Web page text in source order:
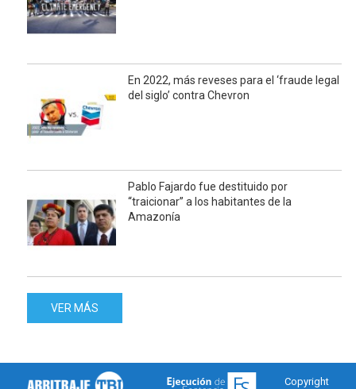
En 2022, más reveses para el ‘fraude legal
del siglo’ contra Chevron
Pablo Fajardo fue destituido por
“traicionar” a los habitantes de la
Amazonía
VER MÁS
Copyright